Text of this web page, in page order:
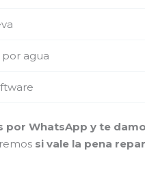
por agua
por WhatsApp y te
si vale la pena